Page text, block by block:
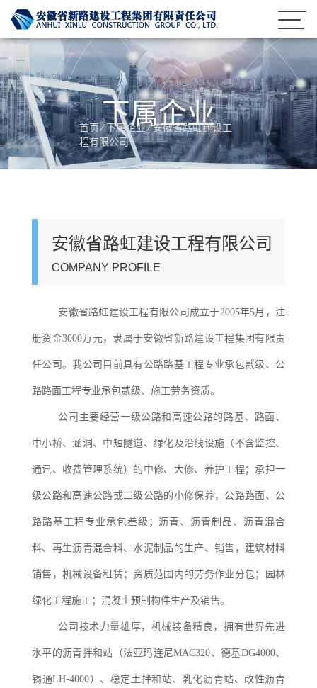
下属企业
首页⁄下属企业⁄安徽省路虹建设工
程有限公司
安徽省路虹建设工程有限公司
COMPANY PROFILE
安徽省路虹建设工程有限公司成立于2005年5月，注
册资金3000万元，隶属于安徽省新路建设工程集团有限责
任公司。我公司目前具有公路路基工程专业承包贰级、公
路路面工程专业承包贰级、施工劳务资质。
公司主要经营一级公路和高速公路的路基、路面、
中小桥、涵洞、中短隧道、绿化及沿线设施（不含监控、
通讯、收费管理系统）的中修、大修、养护工程；承担一
级公路和高速公路或二级公路的小修保养，公路路面、公
路路基工程专业承包叁级；沥青、沥青制品、沥青混合
料、再生沥青混合料、水泥制品的生产、销售，建筑材料
销售，机械设备租赁；资质范围内的劳务作业分包；园林
绿化工程施工；混凝土预制构件生产及销售。
公司技术力量雄厚，机械装备精良，拥有世界先进
水平的沥青拌和站（法亚玛连尼MAC320、德基DG4000、
锡通LH-4000）、稳定土拌和站、乳化沥青站、改性沥青